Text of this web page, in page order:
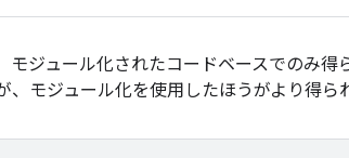
モジュール化されたコードベースでのみ
、モジュール化を使用したほうがより得ら